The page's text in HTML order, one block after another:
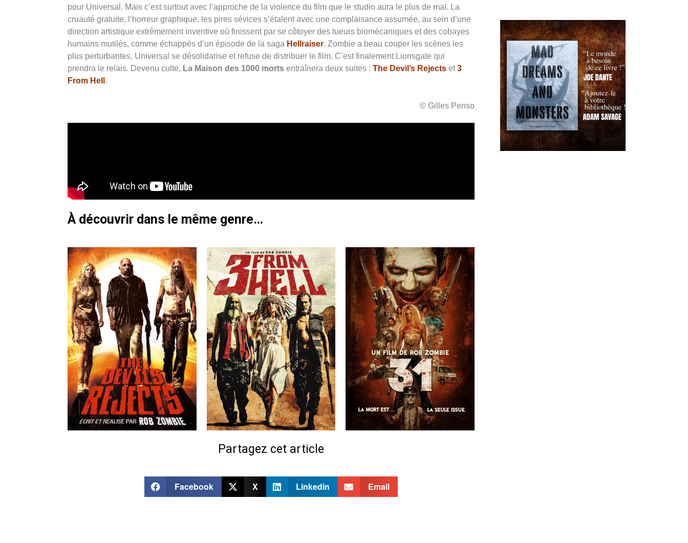
pour Universal. Mais c’est surtout avec l’approche de la violence du film que le studio aura le plus de mal. La
cruauté gratuite, l’horreur graphique, les pires sévices s’étalent avec une complaisance assumée, au sein d’une
direction artistique extrêmement inventive où finissent par se côtoyer des tueurs biomécaniques et des cobayes
humains mutilés, comme échappés d’un épisode de la saga Hellraiser. Zombie a beau couper les scènes les
plus perturbantes, Universal se désolidarise et refuse de distribuer le film. C’est finalement Lionsgate qui
prendra le relais. Devenu culte, La Maison des 1000 morts entraînera deux suites : The Devil’s Rejects et3
From Hell .
© Gilles Penso
À découvrir dans le même genre…
Partagez cet article
Facebook X Linkedin Email